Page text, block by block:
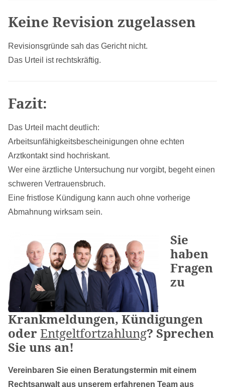
Keine Revision zugelassen
Revisionsgründe sah das Gericht nicht.
Das Urteil ist rechtskräftig.
Fazit:
Das Urteil macht deutlich:
Arbeitsunfähigkeitsbescheinigungen ohne echten
Arztkontakt sind hochriskant.
Wer eine ärztliche Untersuchung nur vorgibt, begeht einen
schweren Vertrauensbruch.
Eine fristlose Kündigung kann auch ohne vorherige
Abmahnung wirksam sein.
Sie
haben
Fragen
zu
Krankmeldungen, Kündigungen
oder Entgeltfortzahlung? Sprechen
Sie uns an!
Vereinbaren Sie einen Beratungstermin mit einem
Rechtsanwalt aus unserem erfahrenen Team aus